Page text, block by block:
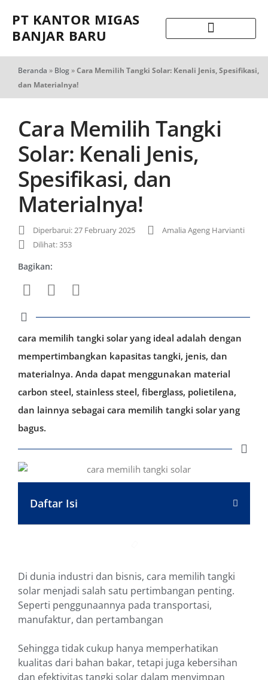
PT KANTOR MIGAS
BANJAR BARU
Beranda » Blog»Cara Memilih Tangki Solar: Kenali Jenis, Spesifikasi,
dan Materialnya!
Cara Memilih Tangki
Solar: Kenali Jenis,
Spesifikasi, dan
Materialnya!
Diperbarui: 27 February 2025
Amalia Ageng Harvianti
Dilihat: 353
Bagikan:
cara memilih tangki solar yang ideal adalah dengan
mempertimbangkan kapasitas tangki, jenis, dan
materialnya. Anda dapat menggunakan material
carbon steel, stainless steel, fiberglass, polietilena,
dan lainnya sebagai cara memilih tangki solar yang
bagus.
Daftar Isi
Di dunia industri dan bisnis, cara memilih tangki
solar menjadi salah satu pertimbangan penting.
Seperti penggunaannya pada transportasi,
manufaktur, dan pertambangan
Sehingga tidak cukup hanya memperhatikan
kualitas dari bahan bakar, tetapi juga kebersihan
dan efektivitas tangki solar dalam menyimpan